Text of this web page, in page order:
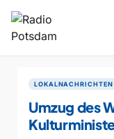
LOKALNACHRICHTEN
Umzug des